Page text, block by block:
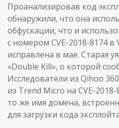
Проанализировав код
обнаружили, что она
обфускации, что и
с номером CVE-2018-8174 в
исправлена в мае. Старая
«Double Kill», о которой
Исследователи из Qihoo
из Trend Micro на CVE-
то же имя домена,
для загрузки кода